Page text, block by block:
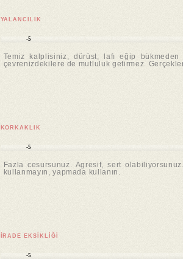
YALANCILIK
-5
Temiz kalplisiniz, dürüst, lafı eğip
çevrenizdekilere de mutluluk getirmez.
KORKAKLIK
-5
Fazla cesursunuz. Agresif, sert
kullanmayın, yapmada kullanın.
İRADE EKSIKLIĞI
-5